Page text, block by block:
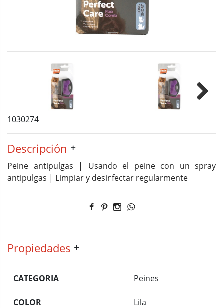
1030274
Descripción
Peine antipulgas | Usando el peine con un spray
antipulgas | Limpiar y desinfectar regularmente
Propiedades
CATEGORIA Peines
COLOR Lila